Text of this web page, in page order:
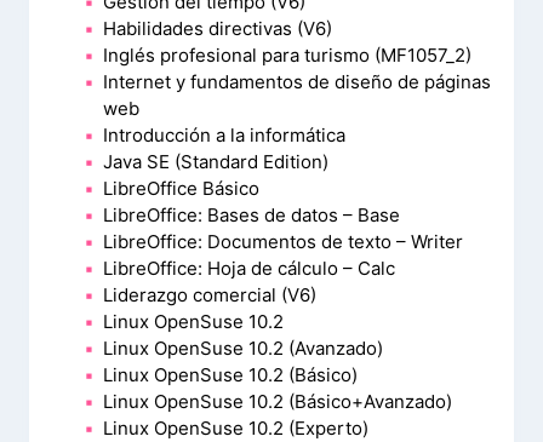
Habilidades directivas (V6)
Inglés profesional para turismo (MF1057_2)
Internet y fundamentos de diseño de páginas
web
Introducción a la informática
Java SE (Standard Edition)
LibreOffice Básico
LibreOffice: Bases de datos – Base
LibreOffice: Documentos de texto – Writer
LibreOffice: Hoja de cálculo – Calc
Liderazgo comercial (V6)
Linux OpenSuse 10.2
Linux OpenSuse 10.2 (Avanzado)
Linux OpenSuse 10.2 (Básico)
Linux OpenSuse 10.2 (Básico+Avanzado)
Linux OpenSuse 10.2 (Experto)